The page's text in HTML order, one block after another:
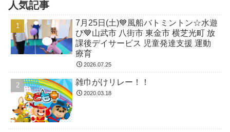
人気記事
7月25日(土)💙風船バトミントン☆水遊
び💙山武市 八街市 東金市 横芝光町 放
課後デイサービス 児童発達支援 運動
療育
2026.07.25
雑巾がけリレー！！
2020.03.18